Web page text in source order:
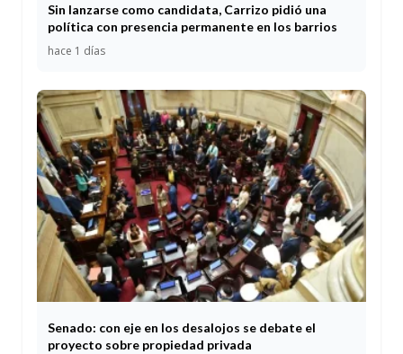
Sin lanzarse como candidata, Carrizo pidió una
política con presencia permanente en los barrios
hace 1 días
Senado: con eje en los desalojos se debate el
proyecto sobre propiedad privada